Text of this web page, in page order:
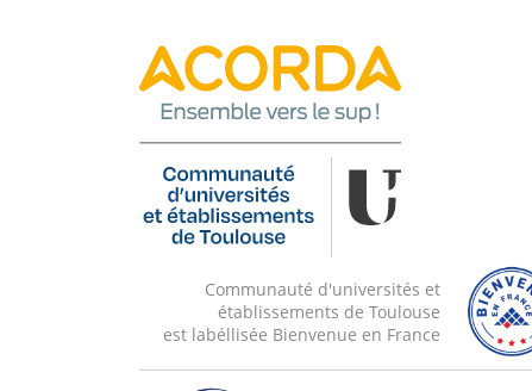
Communauté d'universités et
établissements de Toulouse
est labéllisée Bienvenue en France